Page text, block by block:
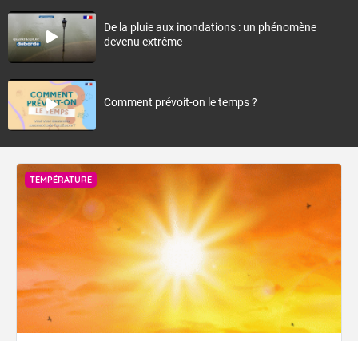
De la pluie aux inondations : un phénomène
devenu extrême
Comment prévoit-on le temps ?
TEMPÉRATURE